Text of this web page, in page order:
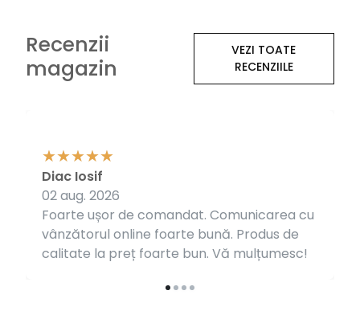
Recenzii
magazin
VEZI TOATE
RECENZIILE
Foarte ușor de comandat. Comunicarea cu
vânzătorul online foarte bună. Produs de
calitate la preț foarte bun. Vă mulțumesc!
Diac Iosif
02 aug. 2026